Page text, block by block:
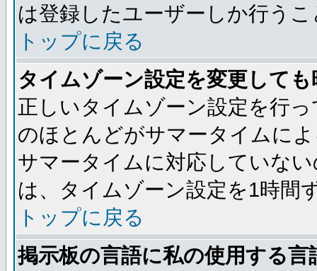
は登録したユーザーしか行う
トップに戻る
タイムゾーン設定を変更して
正しいタイムゾーン設定を行
のほとんどがサマータイムに
サマータイムに対応していな
は、タイムゾーン設定を1時間
トップに戻る
掲示板の言語に私の使用する